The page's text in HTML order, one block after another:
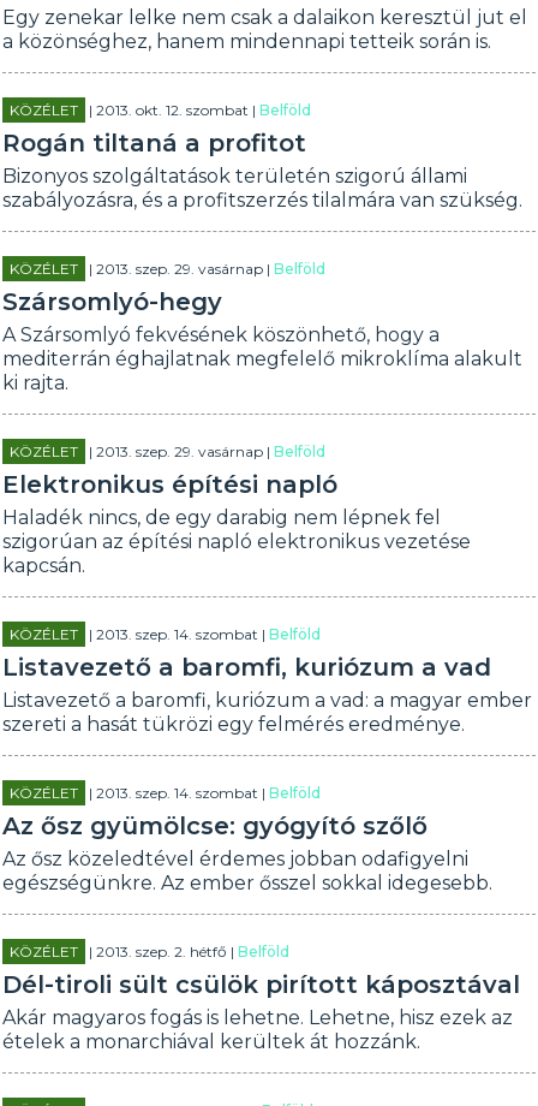
Egy zenekar lelke nem csak a dalaikon keresztül jut el
a közönséghez, hanem mindennapi tetteik során is.
KÖZÉLET | 2013. okt. 12. szombat |Belföld
Rogán tiltaná a profitot
Bizonyos szolgáltatások területén szigorú állami
szabályozásra, és a profitszerzés tilalmára van szükség.
KÖZÉLET | 2013. szep. 29. vasárnap |Belföld
Szársomlyó-hegy
A Szársomlyó fekvésének köszönhető, hogy a
mediterrán éghajlatnak megfelelő mikroklíma alakult
ki rajta.
KÖZÉLET | 2013. szep. 29. vasárnap |Belföld
Elektronikus építési napló
Haladék nincs, de egy darabig nem lépnek fel
szigorúan az építési napló elektronikus vezetése
kapcsán.
KÖZÉLET | 2013. szep. 14. szombat |Belföld
Listavezető a baromfi, kuriózum a vad
Listavezető a baromfi, kuriózum a vad: a magyar ember
szereti a hasát tükrözi egy felmérés eredménye.
KÖZÉLET | 2013. szep. 14. szombat |Belföld
Az ősz gyümölcse: gyógyító szőlő
Az ősz közeledtével érdemes jobban odafigyelni
egészségünkre. Az ember ősszel sokkal idegesebb.
KÖZÉLET | 2013. szep. 2. hétfő |Belföld
Dél-tiroli sült csülök pirított káposztával
Akár magyaros fogás is lehetne. Lehetne, hisz ezek az
ételek a monarchiával kerültek át hozzánk.